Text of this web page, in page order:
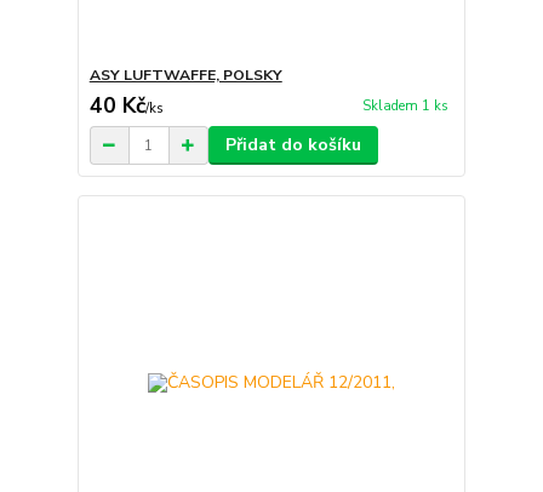
ASY LUFTWAFFE, POLSKY
40 Kč/ks Skladem 1 ks
Přidat do košíku